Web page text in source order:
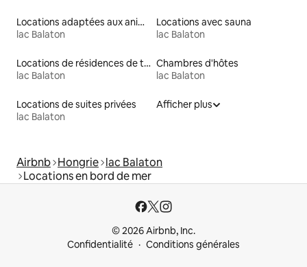
Locations adaptées aux animaux
lac Balaton
Locations avec sauna
lac Balaton
Locations de résidences de tourisme
lac Balaton
Chambres d'hôtes
lac Balaton
Locations de suites privées
lac Balaton
Afficher plus
Airbnb Hongrie lac Balaton
Locations en bord de mer
© 2026 Airbnb, Inc.
Confidentialité
Conditions générales